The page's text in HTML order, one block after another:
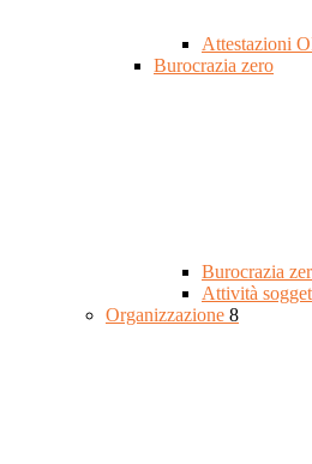
Attestazioni
Burocrazia zero
Burocrazia
Attività
Organizzazione 8